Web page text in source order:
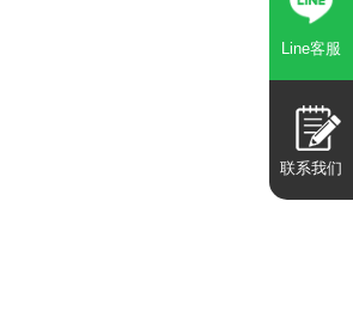
Line客服
联系我们